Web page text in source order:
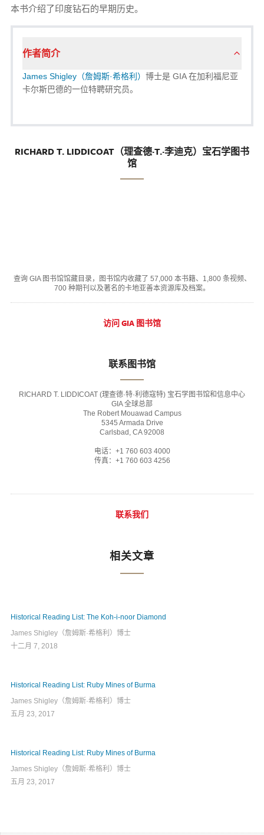
本书介绍了印度钻石的早期历史。
作者简介
James Shigley（詹姆斯·希格利） 博士是 GIA 在加利福尼亚
卡尔斯巴德的一位特聘研究员。
RICHARD T. LIDDICOAT（理查德·T.·李迪克）宝石学图书
馆
查询 GIA 图书馆馆藏目录，图书馆内收藏了 57,000 本书籍、1,800 条视频、
700 种期刊以及著名的卡地亚善本资源库及档案。
访问 GIA 图书馆
联系图书馆
RICHARD T. LIDDICOAT (理查德·特·利德寇特) 宝石学图书馆和信息中心
GIA 全球总部
The Robert Mouawad Campus
5345 Armada Drive
Carlsbad, CA 92008
电话：+1 760 603 4000
传真：+1 760 603 4256
联系我们
相关文章
Historical Reading List: The Koh-i-noor Diamond
James Shigley（詹姆斯·希格利）博士
十二月 7, 2018
Historical Reading List: Ruby Mines of Burma
James Shigley（詹姆斯·希格利）博士
五月 23, 2017
Historical Reading List: Ruby Mines of Burma
James Shigley（詹姆斯·希格利）博士
五月 23, 2017